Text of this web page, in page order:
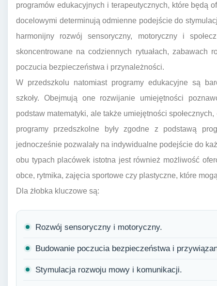
programów edukacyjnych i terapeutycznych, które będą
docelowymi determinują odmienne podejście do
harmonijny rozwój sensoryczny, motoryczny i
skoncentrowane na codziennych rytuałach, zabawach
poczucia bezpieczeństwa i przynależności.
W przedszkolu natomiast programy edukacyjne są
szkoły. Obejmują one rozwijanie umiejętności
podstaw matematyki, ale także umiejętności
programy przedszkolne były zgodne z podstawą
jednocześnie pozwalały na indywidualne podejście do
obu typach placówek istotna jest również możliwość
obce, rytmika, zajęcia sportowe czy plastyczne, które
Dla żłobka kluczowe są:
Rozwój sensoryczny i motoryczny.
Budowanie poczucia bezpieczeństwa i
Stymulacja rozwoju mowy i komunikacji.